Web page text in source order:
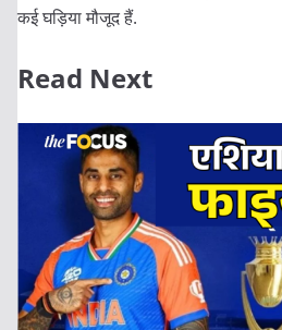
कई घड़िया मौजूद हैं.
Read Next